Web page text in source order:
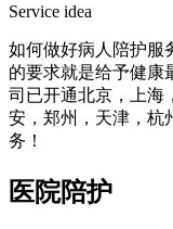
Service idea
如何做好病人陪护服
的要求就是给予健康
司已开通北京，上海
安，郑州，天津，杭
务！
医院陪护